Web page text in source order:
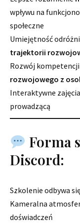
wpływu na
społeczne
Umiejętność
trajektorii
Rozwój
rozwojowego z
Interaktywne
prowadzącą
Forma
Discord:
Szkolenie odbywa
Kameralna
doświadczeń